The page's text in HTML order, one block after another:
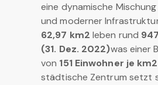
eine dynamische
und moderner
62,97 km2 leben rund
(31. Dez. 2022)was einer
von 151 Einwohner je km2
städtische Zentrum setzt